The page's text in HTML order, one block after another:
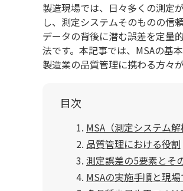
製造現場では、日々多くの測定
し、測定システムそのものの信
データの背後に潜む誤差を定量
法です。本記事では、MSAの基
製造業の品質管理に携わる方々
目次
MSA（測定システム
品質管理における役割
測定誤差の5要素とそ
MSAの実施手順と現